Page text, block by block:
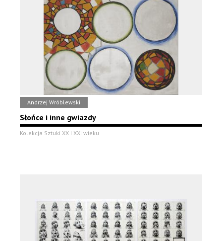
Andrzej Wróblewski
Słońce i inne gwiazdy
Kolekcja Sztuki XX i XXI wieku